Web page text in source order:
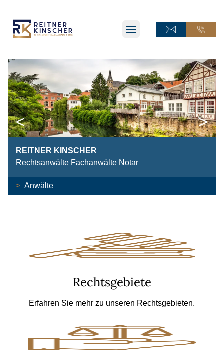
ONLINE-TERMINANFRAGE
ONLINE-AKTE
ONLINE-TERMINANFRAGE
ONLINE-AKTE
< >
REITNER KINSCHER
Rechtsanwälte Fachanwälte Notar
Anwälte
Rechtsgebiete
Erfahren Sie mehr zu unseren Rechtsgebieten.